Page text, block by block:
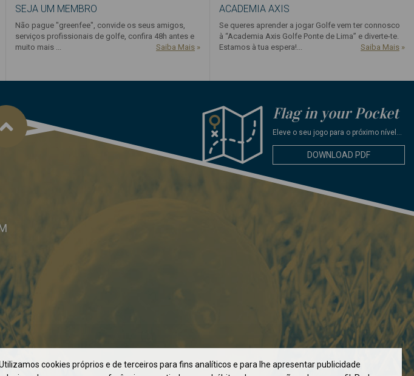
SEJA UM MEMBRO
Não pague "greenfee", convide os seus amigos,
serviços profissionais de golfe, confira 48h antes e
muito mais ...
Saiba Mais »
ACADEMIA AXIS
Se queres aprender a jogar Golfe vem ter connosco
à “Academia Axis Golfe Ponte de Lima” e diverte-te.
Estamos à tua espera!...
Saiba Mais »
Flag in your Pocket
Eleve o seu jogo para o próximo nível...
DOWNLOAD PDF
cookies próprios e de terceiros para fins analíticos e para lhe apresentar publicidade